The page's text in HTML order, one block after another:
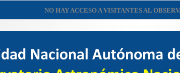
NO HAY ACCESO A VISITANTES AL